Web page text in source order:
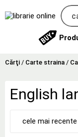
Cărţi / Carte straina /
English
cele mai recente